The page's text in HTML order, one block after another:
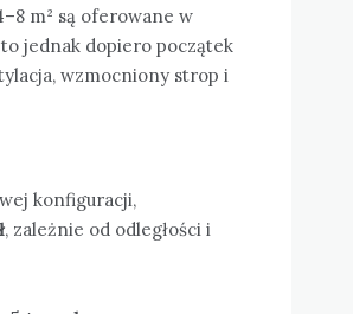
m² są oferowane w
jednak dopiero początek
wzmocniony strop i
konfiguracji,
, zależnie od odległości i